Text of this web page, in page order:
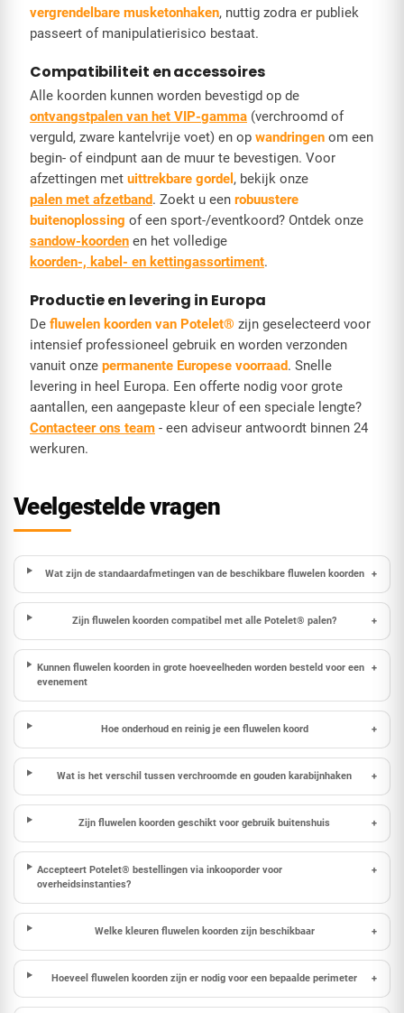
vergrendelbare musketonhaken, nuttig zodra er publiek
passeert of manipulatierisico bestaat.
Compatibiliteit en accessoires
Alle koorden kunnen worden bevestigd op de
ontvangstpalen van het VIP-gamma (verchroomd of
verguld, zware kantelvrije voet) en op wandringen om een
begin- of eindpunt aan de muur te bevestigen. Voor
afzettingen met uittrekbare gordel , bekijk onze
palen met afzetband. Zoekt u een robuustere
buitenoplossing of een sport-/eventkoord? Ontdek onze
sandow-koorden en het volledige
koorden-, kabel- en kettingassortiment.
Productie en levering in Europa
De fluwelen koorden van Potelet® zijn geselecteerd voor
intensief professioneel gebruik en worden verzonden
vanuit onze permanente Europese voorraad. Snelle
levering in heel Europa. Een offerte nodig voor grote
aantallen, een aangepaste kleur of een speciale lengte?
Contacteer ons team - een adviseur antwoordt binnen 24
werkuren.
Veelgestelde vragen
Wat zijn de standaardafmetingen van de beschikbare fluwelen koorden +
Zijn fluwelen koorden compatibel met alle Potelet® palen? +
Kunnen fluwelen koorden in grote hoeveelheden worden besteld voor een
evenement
+
Hoe onderhoud en reinig je een fluwelen koord +
Wat is het verschil tussen verchroomde en gouden karabijnhaken +
Zijn fluwelen koorden geschikt voor gebruik buitenshuis +
Accepteert Potelet® bestellingen via inkooporder voor
overheidsinstanties?
+
Welke kleuren fluwelen koorden zijn beschikbaar +
Hoeveel fluwelen koorden zijn er nodig voor een bepaalde perimeter +